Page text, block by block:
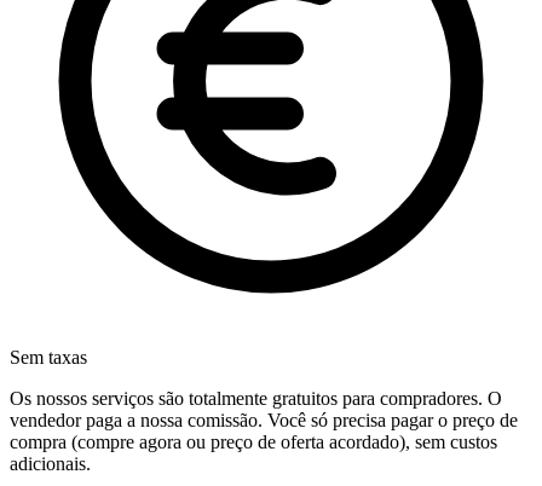
Sem taxas
Os nossos serviços são totalmente gratuitos para compradores. O
vendedor paga a nossa comissão. Você só precisa pagar o preço de
compra (compre agora ou preço de oferta acordado), sem custos
adicionais.